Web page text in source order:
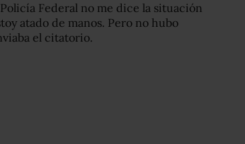
Federal no me dice la situación
atado de manos. Pero no hubo
el citatorio.